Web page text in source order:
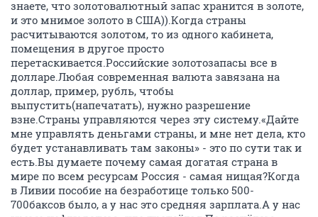
знаете, что золотовалютный запас хранится в золоте,
и это мнимое золото в США)).Когда страны
расчитываются золотом, то из одного кабинета,
помещения в другое просто
перетаскивается.Российские золотозапасы все в
долларе.Любая современная валюта завязана на
доллар, пример, рубль, чтобы
выпустить(напечатать), нужно разрешение
взне.Страны управляются через эту систему.«Дайте
мне управлять деньгами страны, и мне нет дела, кто
будет устанавливать там законы» - это по сути так и
есть.Вы думаете почему самая догатая страна в
мире по всем ресурсам Россия - самая нищая?Когда
в Ливии пособие на безработице только 500-
700баксов было, а у нас это средняя зарплата.А у нас